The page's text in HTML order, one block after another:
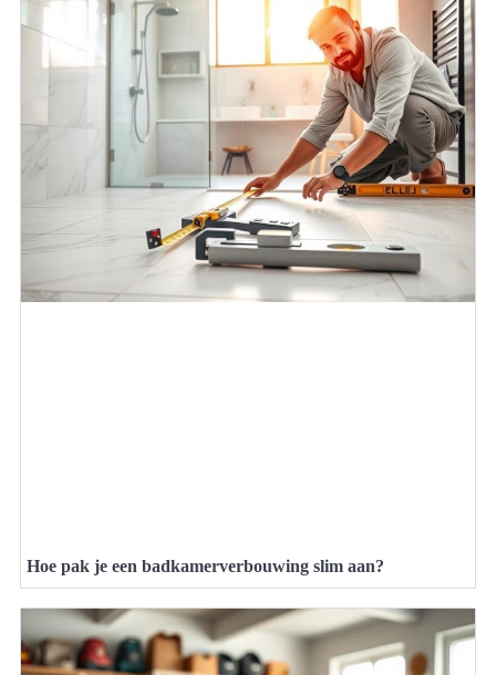
Hoe pak je een badkamerverbouwing slim aan?